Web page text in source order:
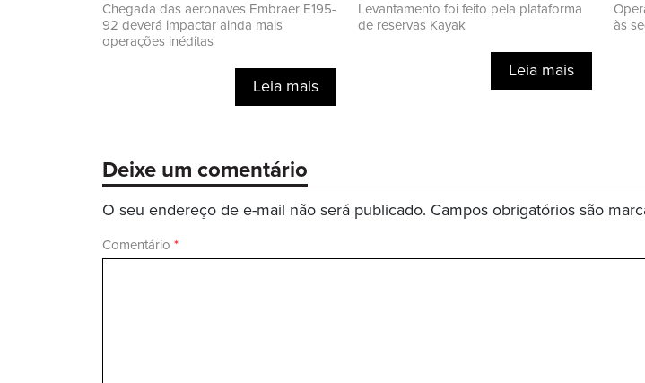
Chegada das aeronaves Embraer E195-
92 deverá impactar ainda mais
operações inéditas
Leia mais
Levantamento foi feito pela plataforma
de reservas Kayak
Leia mais
às
Deixe um comentário
O seu endereço de e-mail não será publicado. Campos obrigatórios são
Comentário *